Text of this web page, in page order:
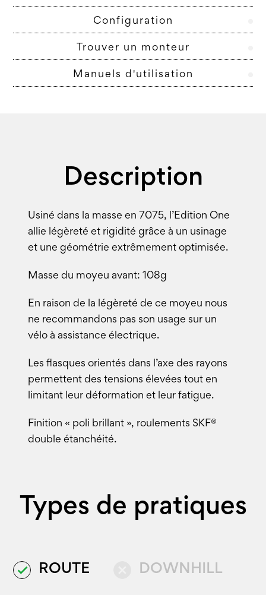
Configuration
Trouver un monteur
Manuels d'utilisation
Description
Usiné dans la masse en 7075, l’Edition One
allie légèreté et rigidité grâce à un usinage
et une géométrie extrêmement optimisée.
Masse du moyeu avant: 108g
En raison de la légèreté de ce moyeu nous
ne recommandons pas son usage sur un
vélo à assistance électrique.
Les flasques orientés dans l’axe des rayons
permettent des tensions élevées tout en
limitant leur déformation et leur fatigue.
Finition « poli brillant », roulements SKF®
double étanchéité.
Types de pratiques
done ROUTE DOWNHILL